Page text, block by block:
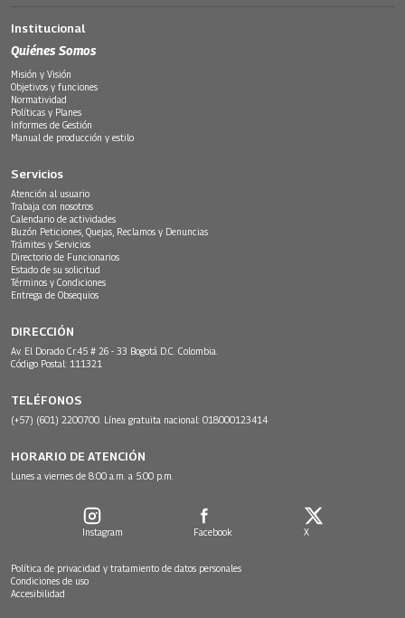
Institucional
Quiénes Somos
Misión y Visión
Objetivos y funciones
Normatividad
Políticas y Planes
Informes de Gestión
Manual de producción y estilo
Servicios
Atención al usuario
Trabaja con nosotros
Calendario de actividades
Buzón Peticiones, Quejas, Reclamos y Denuncias
Trámites y Servicios
Directorio de Funcionarios
Estado de su solicitud
Términos y Condiciones
Entrega de Obsequios
DIRECCIÓN
Av. El Dorado Cr.45 # 26 - 33 Bogotá D.C. Colombia.
Código Postal: 111321
TELÉFONOS
(+57) (601) 2200700. Línea gratuita nacional: 018000123414
HORARIO DE ATENCIÓN
Lunes a viernes de 8:00 a.m. a 5:00 p.m.
Instagram Facebook X
Política de privacidad y tratamiento de datos personales
Condiciones de uso
Accesibilidad